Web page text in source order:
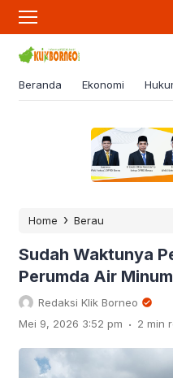
Beranda Ekonomi
Home › Berau
Sudah Waktunya
Perumda Air
Redaksi Klik Borneo
Mei 9, 2026 3:52 pm . 2 min